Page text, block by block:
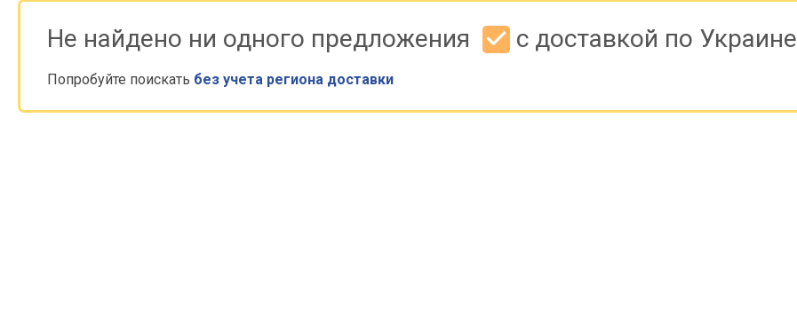
Не найдено ни одного предложения с доставкой по Украине
Попробуйте поискать без учета региона доставки